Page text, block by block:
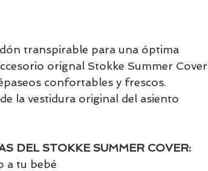
transpirable para una óptima
orignal Stokke Summer Cover
confortables y frescos.
la vestidura original del asiento
DEL STOKKE SUMMER COVER:
a tu bebé